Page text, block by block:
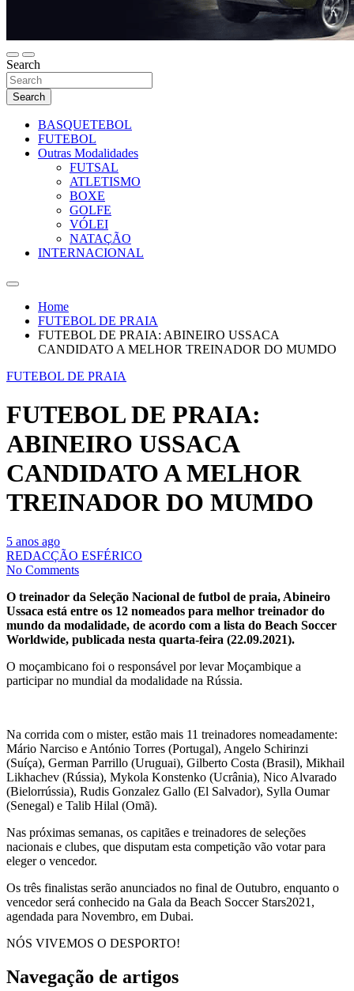
Search
Search
BASQUETEBOL
FUTEBOL
Outras Modalidades
FUTSAL
ATLETISMO
BOXE
GOLFE
VÓLEI
NATAÇÃO
INTERNACIONAL
Home
FUTEBOL DE PRAIA
FUTEBOL DE PRAIA: ABINEIRO USSACA
CANDIDATO A MELHOR TREINADOR DO MUMDO
FUTEBOL DE PRAIA
FUTEBOL DE PRAIA:
ABINEIRO USSACA
CANDIDATO A MELHOR
TREINADOR DO MUMDO
5 anos ago
REDACÇÃO ESFÉRICO
No Comments
O treinador da Seleção Nacional de futbol de praia, Abineiro
Ussaca está entre os 12 nomeados para melhor treinador do
mundo da modalidade, de acordo com a lista do Beach Soccer
Worldwide, publicada nesta quarta-feira (22.09.2021).
O moçambicano foi o responsável por levar Moçambique a
participar no mundial da modalidade na Rússia.
Na corrida com o mister, estão mais 11 treinadores nomeadamente:
Mário Narciso e António Torres (Portugal), Angelo Schirinzi
(Suíça), German Parrillo (Uruguai), Gilberto Costa (Brasil), Mikhail
Likhachev (Rússia), Mykola Konstenko (Ucrânia), Nico Alvarado
(Bielorrússia), Rudis Gonzalez Gallo (El Salvador), Sylla Oumar
(Senegal) e Talib Hilal (Omã).
Nas próximas semanas, os capitães e treinadores de seleções
nacionais e clubes, que disputam esta competição vão votar para
eleger o vencedor.
Os três finalistas serão anunciados no final de Outubro, enquanto o
vencedor será conhecido na Gala da Beach Soccer Stars2021,
agendada para Novembro, em Dubai.
NÓS VIVEMOS O DESPORTO!
Navegação de artigos